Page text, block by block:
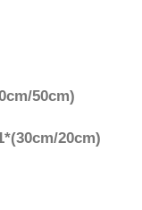
د.م. 1.390,00.
:
50cm)